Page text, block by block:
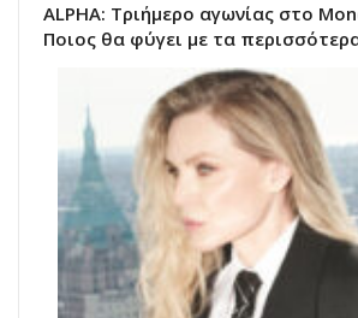
ALPHA: Τριήμερο αγωνίας στο
Ποιος θα φύγει με τα